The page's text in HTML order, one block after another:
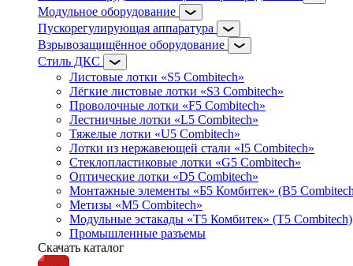
Модульное оборудование
Пускорегулирующая аппаратура
Взрывозащищённое оборудование
Стиль ДКС
Листовые лотки «S5 Combitech»
Лёгкие листовые лотки «S3 Combitech»
Проволочные лотки «F5 Combitech»
Лестничные лотки «L5 Combitech»
Тяжелые лотки «U5 Combitech»
Лотки из нержавеющей стали «I5 Combitech»
Стеклопластиковые лотки «G5 Combitech»
Оптические лотки «D5 Combitech»
Монтажные элементы «Б5 Комбитек» (B5
Метизы «M5 Combitech»
Модульные эстакады «Т5 Комбитек» (T5 Combitech)
Промышленные разъемы
Скачать каталог